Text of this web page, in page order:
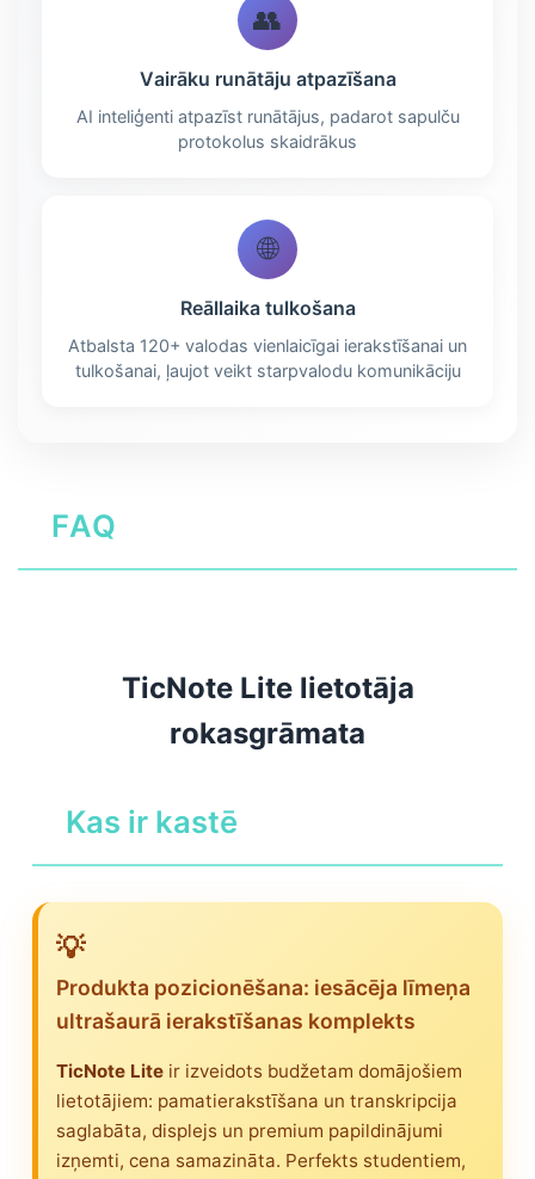
👥
Vairāku runātāju atpazīšana
AI inteliģenti atpazīst runātājus, padarot sapulču
protokolus skaidrākus
🌐
Reāllaika tulkošana
Atbalsta 120+ valodas vienlaicīgai ierakstīšanai un
tulkošanai, ļaujot veikt starpvalodu komunikāciju
FAQ
TicNote Lite lietotāja
rokasgrāmata
Kas ir kastē
💡
Produkta pozicionēšana: iesācēja līmeņa
ultrašaurā ierakstīšanas komplekts
TicNote Lite ir izveidots budžetam domājošiem
lietotājiem: pamatierakstīšana un transkripcija
saglabāta, displejs un premium papildinājumi
izņemti, cena samazināta. Perfekts studentiem,